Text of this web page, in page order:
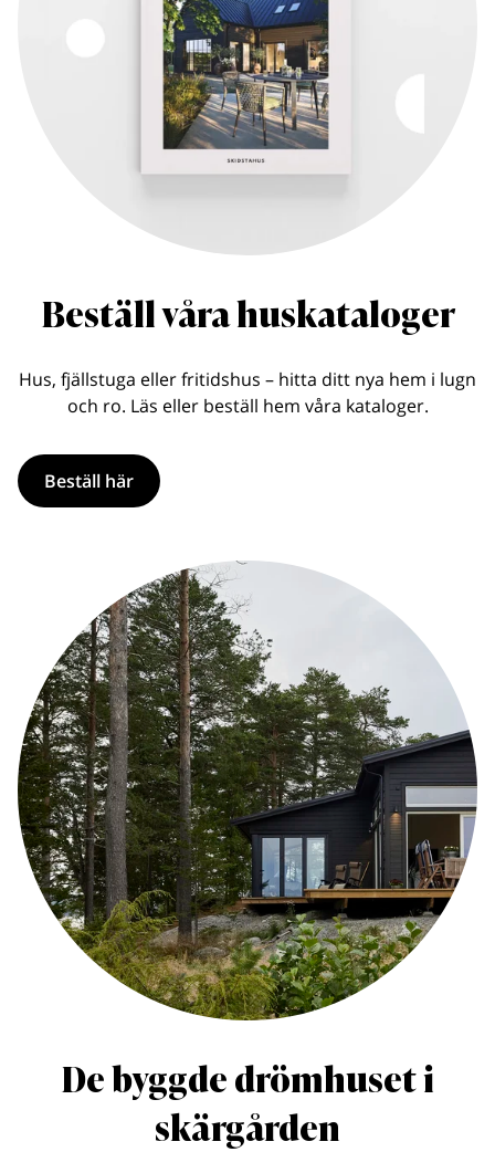
Beställ våra huskataloger
Hus, fjällstuga eller fritidshus – hitta ditt nya hem i lugn
och ro. Läs eller beställ hem våra kataloger.
Beställ här
De byggde drömhuset i
skärgården